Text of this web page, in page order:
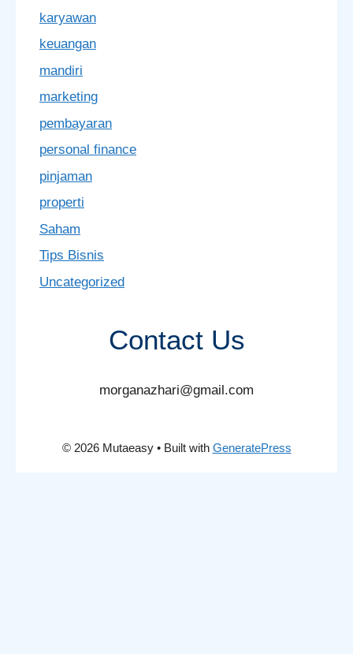
karyawan
keuangan
mandiri
marketing
pembayaran
personal finance
pinjaman
properti
Saham
Tips Bisnis
Uncategorized
Contact Us
morganazhari@gmail.com
© 2026 Mutaeasy• Built with GeneratePress